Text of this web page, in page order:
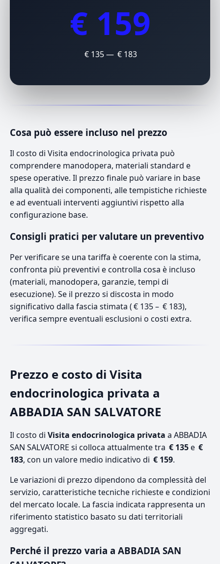
€ 159
€ 135 — € 183
Cosa può essere incluso nel prezzo
Il costo di Visita endocrinologica privata può
comprendere manodopera, materiali standard e
spese operative. Il prezzo finale può variare in base
alla qualità dei componenti, alle tempistiche richieste
e ad eventuali interventi aggiuntivi rispetto alla
configurazione base.
Consigli pratici per valutare un preventivo
Per verificare se una tariffa è coerente con la stima,
confronta più preventivi e controlla cosa è incluso
(materiali, manodopera, garanzie, tempi di
esecuzione). Se il prezzo si discosta in modo
significativo dalla fascia stimata ( € 135 – € 183),
verifica sempre eventuali esclusioni o costi extra.
Prezzo e costo di Visita
endocrinologica privata a
ABBADIA SAN SALVATORE
Il costo di Visita endocrinologica privata a ABBADIA
SAN SALVATORE si colloca attualmente tra € 135e €
183, con un valore medio indicativo di € 159.
Le variazioni di prezzo dipendono da complessità del
servizio, caratteristiche tecniche richieste e condizioni
del mercato locale. La fascia indicata rappresenta un
riferimento statistico basato su dati territoriali
aggregati.
Perché il prezzo varia a ABBADIA SAN